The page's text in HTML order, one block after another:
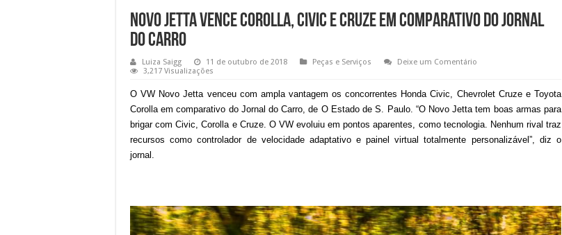
Novo Jetta vence Corolla, Civic e Cruze em comparativo do Jornal
do Carro
Luiza Saigg 11 de outubro de 2018 Peças e Serviços
Deixe um Comentário
3,217 Visualizações
O VW Novo Jetta venceu com ampla vantagem os concorrentes Honda Civic, Chevrolet Cruze e Toyota
Corolla em comparativo do Jornal do Carro, de O Estado de S. Paulo. “O Novo Jetta tem boas armas para
brigar com Civic, Corolla e Cruze. O VW evoluiu em pontos aparentes, como tecnologia. Nenhum rival traz
recursos como controlador de velocidade adaptativo e painel virtual totalmente personalizável”, diz o
jornal.